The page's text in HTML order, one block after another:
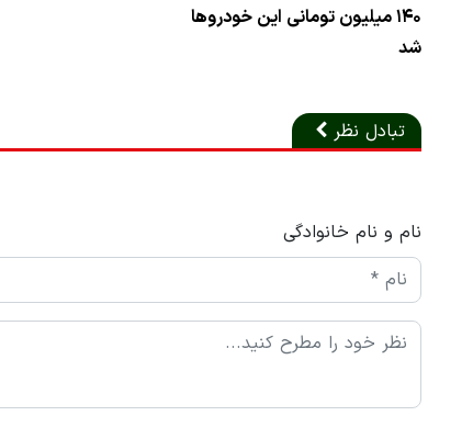
۱۴۰ میلیون تومانی این خودروها
شد
تبادل نظر
نام و نام خانوادگی